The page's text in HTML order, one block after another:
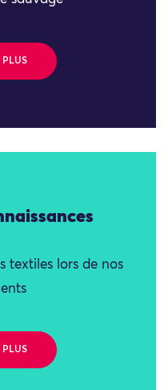
PLUS
textiles lors de nos
PLUS